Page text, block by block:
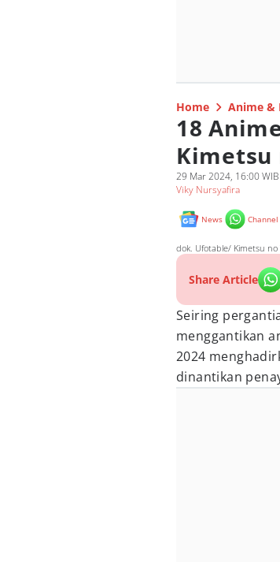
Home Anime &
18
Kimetsu
29 Mar 2024, 16:00 WIB
Viky Nursyafira
News Channel
dok. Ufotable/ Kimetsu no
Share Article
Seiring
menggantikan
2024
dinantikan